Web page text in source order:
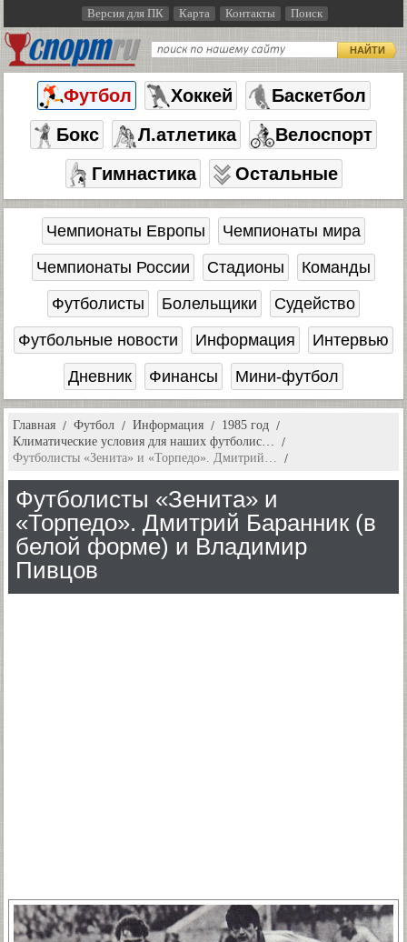
Версия для ПК Карта Контакты Поиск
НАЙТИ
Футбол Хоккей
Баскетбол
Бокс
Л.атлетика
Велоспорт
Гимнастика
Остальные
Чемпионаты Европы
Чемпионаты мира
Чемпионаты России
Стадионы
Команды
Футболисты
Болельщики
Судейство
Футбольные новости
Информация
Интервью
Дневник
Финансы Мини-футбол
Главная Футбол Информация
1985 год
Климатические условия для наших футболис…
Футболисты «Зенита» и «Торпедо». Дмитрий…
Футболисты «Зенита» и
«Торпедо». Дмитрий Баранник (в
белой форме) и Владимир
Пивцов